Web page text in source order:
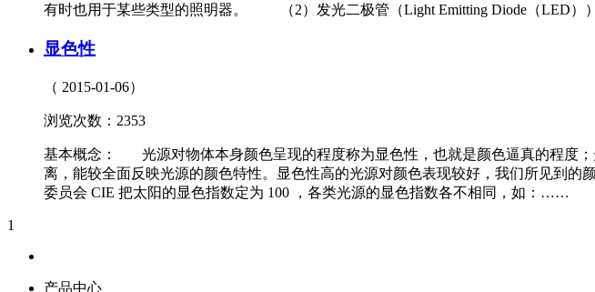
有时也用于某些类型的照明器。 （2）发光二极管（Light Emitting Diode（LED
显色性
（ 2015-01-06）
浏览次数：2353
基本概念： 光源对物体本身颜色呈现的程度称为显色性，也就是颜色逼真的程度
离，能较全面反映光源的颜色特性。显色性高的光源对颜色表现较好，我们所见到
委员会 CIE 把太阳的显色指数定为 100 ，各类光源的显色指数各不相同，如：……
1
产品中心